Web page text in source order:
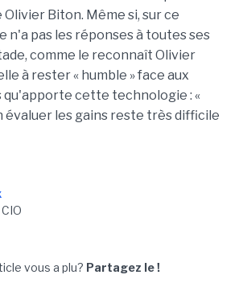
Olivier Biton. Même si, sur ce
n'a pas les réponses à toutes ses
comme le reconnaît Olivier
à rester « humble » face aux
cette technologie : «
évaluer les gains reste très difficile
vous a plu? Partagez le !